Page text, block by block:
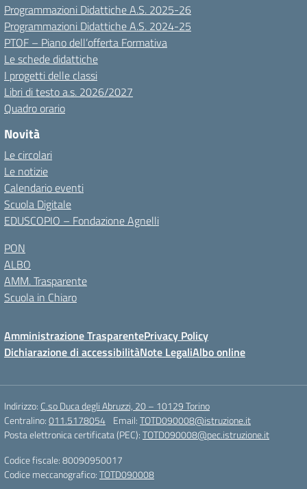
Programmazioni Didattiche A.S. 2025-26
Programmazioni Didattiche A.S. 2024-25
PTOF – Piano dell’offerta Formativa
Le schede didattiche
I progetti delle classi
Libri di testo a.s. 2026/2027
Quadro orario
Novità
Le circolari
Le notizie
Calendario eventi
Scuola Digitale
EDUSCOPIO – Fondazione Agnelli
PON
ALBO
AMM. Trasparente
Scuola in Chiaro
Amministrazione TrasparentePrivacy Policy
Dichiarazione di accessibilitàNote LegaliAlbo online
Indirizzo: C.so Duca degli Abruzzi, 20 – 10129 Torino
Centralino:011.5178054 Email:TOTD090008@istruzione.it
Posta elettronica certificata (PEC):TOTD090008@pec.istruzione.it
Codice fiscale: 80090950017
Codice meccanografico:TOTD090008